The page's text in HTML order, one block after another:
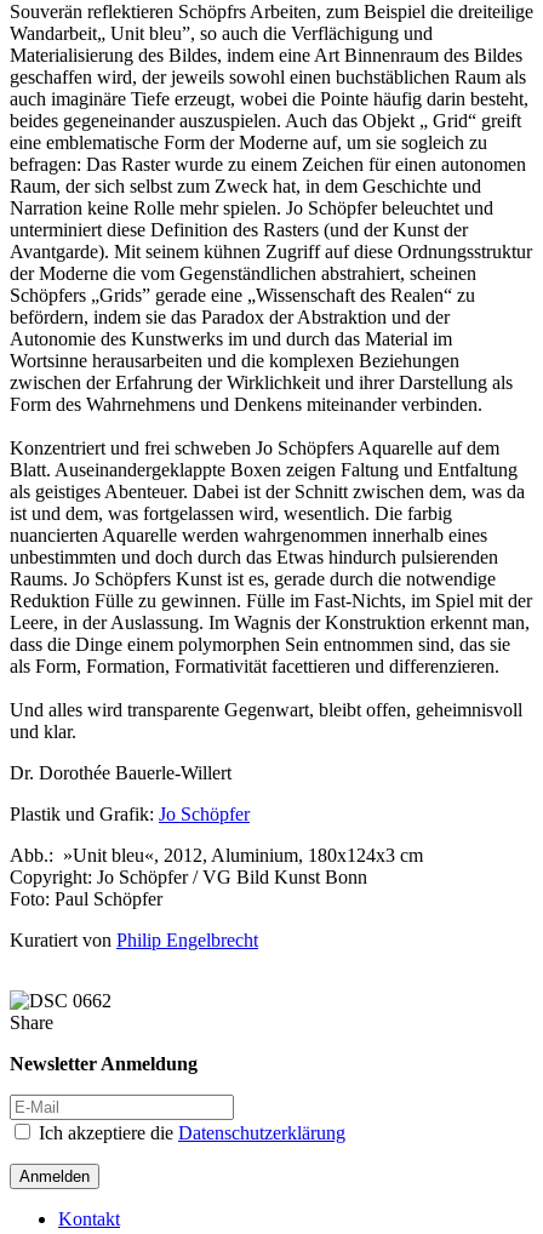
Souverän reflektieren Schöpfrs Arbeiten, zum Beispiel die dreiteilige
Wandarbeit„ Unit bleu”, so auch die Verflächigung und
Materialisierung des Bildes, indem eine Art Binnenraum des Bildes
geschaffen wird, der jeweils sowohl einen buchstäblichen Raum als
auch imaginäre Tiefe erzeugt, wobei die Pointe häufig darin besteht,
beides gegeneinander auszuspielen. Auch das Objekt „ Grid“ greift
eine emblematische Form der Moderne auf, um sie sogleich zu
befragen: Das Raster wurde zu einem Zeichen für einen autonomen
Raum, der sich selbst zum Zweck hat, in dem Geschichte und
Narration keine Rolle mehr spielen. Jo Schöpfer beleuchtet und
unterminiert diese Definition des Rasters (und der Kunst der
Avantgarde). Mit seinem kühnen Zugriff auf diese Ordnungsstruktur
der Moderne die vom Gegenständlichen abstrahiert, scheinen
Schöpfers „Grids” gerade eine „Wissenschaft des Realen“ zu
befördern, indem sie das Paradox der Abstraktion und der
Autonomie des Kunstwerks im und durch das Material im
Wortsinne herausarbeiten und die komplexen Beziehungen
zwischen der Erfahrung der Wirklichkeit und ihrer Darstellung als
Form des Wahrnehmens und Denkens miteinander verbinden.
Konzentriert und frei schweben Jo Schöpfers Aquarelle auf dem
Blatt. Auseinandergeklappte Boxen zeigen Faltung und Entfaltung
als geistiges Abenteuer. Dabei ist der Schnitt zwischen dem, was da
ist und dem, was fortgelassen wird, wesentlich. Die farbig
nuancierten Aquarelle werden wahrgenommen innerhalb eines
unbestimmten und doch durch das Etwas hindurch pulsierenden
Raums. Jo Schöpfers Kunst ist es, gerade durch die notwendige
Reduktion Fülle zu gewinnen. Fülle im Fast-Nichts, im Spiel mit der
Leere, in der Auslassung. Im Wagnis der Konstruktion erkennt man,
dass die Dinge einem polymorphen Sein entnommen sind, das sie
als Form, Formation, Formativität facettieren und differenzieren.
Und alles wird transparente Gegenwart, bleibt offen, geheimnisvoll
und klar.
Dr. Dorothée Bauerle-Willert
Plastik und Grafik: Jo Schöpfer
Abb.: »Unit bleu«, 2012, Aluminium, 180x124x3 cm
Copyright: Jo Schöpfer / VG Bild Kunst Bonn
Foto: Paul Schöpfer
Kuratiert von Philip Engelbrecht
Share
Newsletter Anmeldung
Ich akzeptiere die Datenschutzerklärung
Anmelden
Kontakt